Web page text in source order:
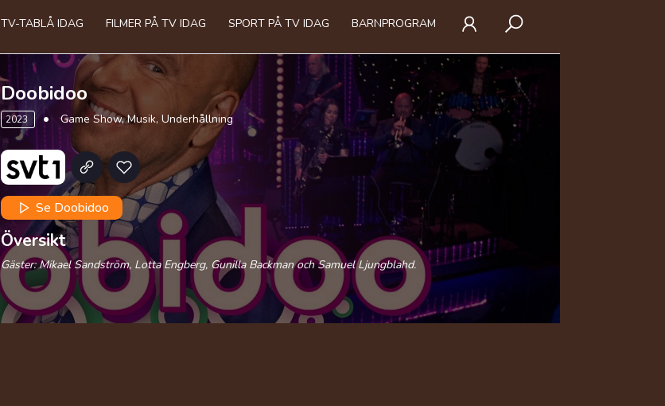
TV-TABLÅ IDAG FILMER PÅ TV IDAG SPORT PÅ TV IDAG BARNPROGRAM
Doobidoo
2023 Game Show, Musik, Underhållning
Se Doobidoo
Översikt
Gäster: Mikael Sandström, Lotta Engberg, Gunilla Backman och Samuel Ljungblahd.